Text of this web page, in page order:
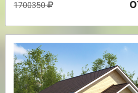
1700350